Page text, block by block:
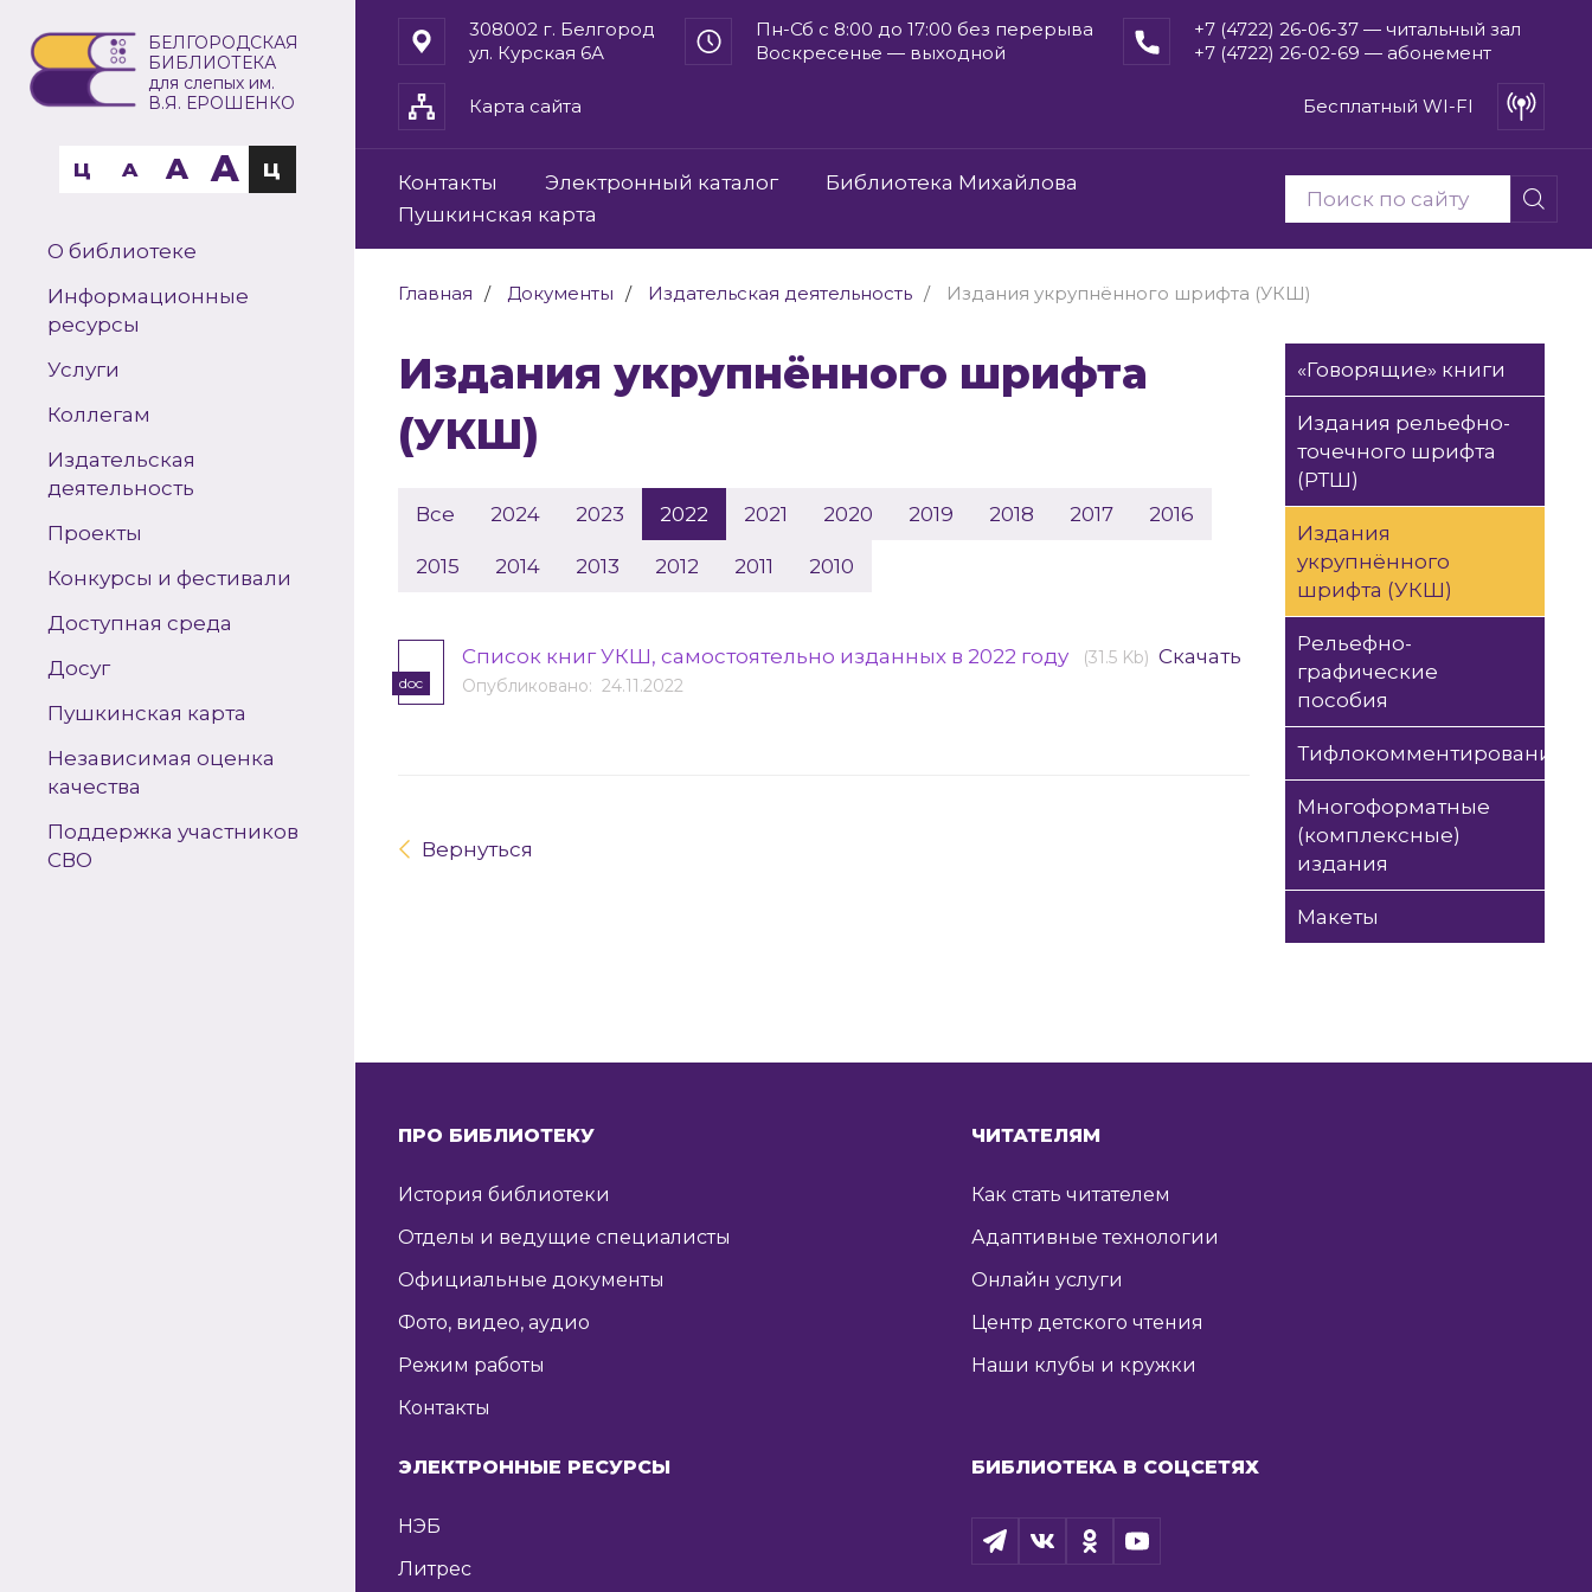
БЕЛГОРОДСКАЯ
БИБЛИОТЕКА
для слепых им.
В.Я. ЕРОШЕНКО
Ц A A A Ц
О библиотеке
Информационные
ресурсы
Услуги
Коллегам
Издательская
деятельность
Проекты
Конкурсы и фестивали
Доступная среда
Досуг
Пушкинская карта
Независимая оценка
качества
Поддержка участников
СВО
308002 г. Белгород
ул. Курская 6А
Пн-Сб с 8:00 до 17:00 без перерыва
Воскресенье — выходной
+7 (4722) 26-06-37 — читальный зал
+7 (4722) 26-02-69 — абонемент
Карта сайта Бесплатный WI-FI
Контакты Электронный каталог
Библиотека Михайлова
Пушкинская карта
Главная Документы Издательская деятельность Издания укрупнённого шрифта (УКШ)
Издания укрупнённого шрифта
(УКШ)
Все 2024 2023 2022 2021 2020 2019 2018 2017 2016
2015 2014 2013 2012 2011 2010
doc
Список книг УКШ, самостоятельно изданных в 2022 году (31.5 Kb) Скачать
Опубликовано: 24.11.2022
Вернуться
«Говорящие» книги
Издания рельефно-
точечного шрифта
(РТШ)
Издания
укрупнённого
шрифта (УКШ)
Рельефно-
графические
пособия
Тифлокомментирование
Многоформатные
(комплексные)
издания
Макеты
ПРО БИБЛИОТЕКУ
История библиотеки
Отделы и ведущие специалисты
Официальные документы
Фото, видео, аудио
Режим работы
Контакты
ЧИТАТЕЛЯМ
Как стать читателем
Адаптивные технологии
Онлайн услуги
Центр детского чтения
Наши клубы и кружки
ЭЛЕКТРОННЫЕ РЕСУРСЫ
НЭБ
Литрес
БИБЛИОТЕКА В СОЦСЕТЯХ